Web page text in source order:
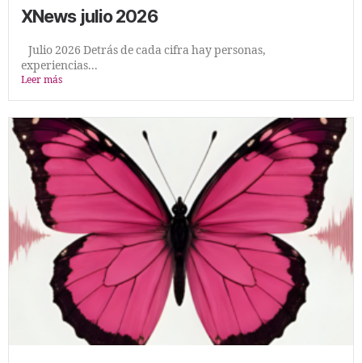
XNews julio 2026
Julio 2026 Detrás de cada cifra hay personas,
experiencias...
Leer más